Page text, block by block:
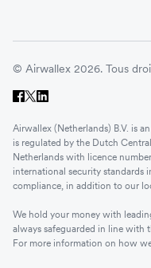
© Airwallex 2026. Tous
Airwallex (Netherlands) B.V. is
is regulated by the Dutch
Netherlands with licence
international security standards
compliance, in addition to our
We hold your money with
always safeguarded in line with
For more information on how